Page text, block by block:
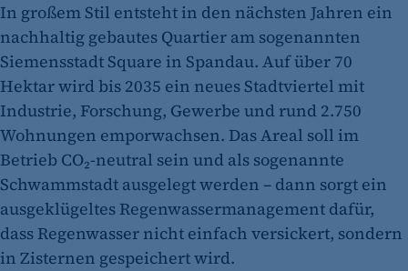
In großem Stil entsteht in den nächsten Jahren ein
nachhaltig gebautes Quartier am sogenannten
Siemensstadt Square in Spandau. Auf über 70
Hektar wird bis 2035 ein neues Stadtviertel mit
Industrie, Forschung, Gewerbe und rund 2.750
Wohnungen emporwachsen. Das Areal soll im
Betrieb CO₂-neutral sein und als sogenannte
Schwammstadt ausgelegt werden – dann sorgt ein
ausgeklügeltes Regenwassermanagement dafür,
dass Regenwasser nicht einfach versickert, sondern
in Zisternen gespeichert wird.